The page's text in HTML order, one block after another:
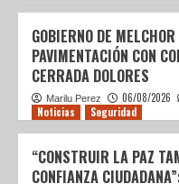
GOBIERNO DE
PAVIMENTACIÓN CON
CERRADA DOLORES
Marilu Perez 06/08/2026
Noticias Seguridad
“CONSTRUIR LA PAZ
CONFIANZA